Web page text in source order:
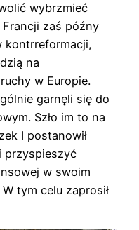
wybrzmieć
zaś późny
kontrreformacji,
na
w Europie.
garnęli się do
Szło im to na
I postanowił
przyspieszyć
w swoim
tym celu zaprosił